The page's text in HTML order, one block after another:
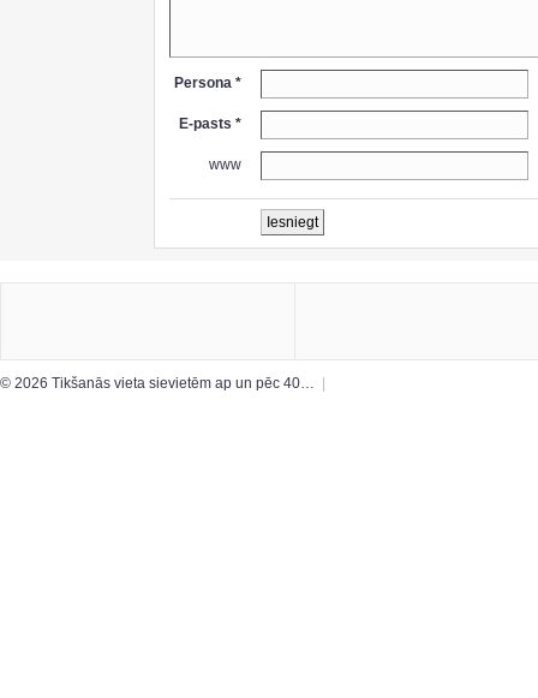
Persona *
E-pasts *
www
© 2026 Tikšanās vieta sievietēm ap un pēc 40…